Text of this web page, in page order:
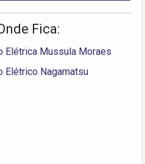
Fica:
Elétrica Mussula Moraes
Elétrico Nagamatsu